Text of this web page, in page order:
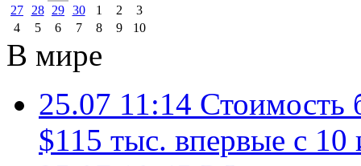
27
28 29 30 1 2
3
4
5 6 7 8 9 10
В мире
25.07 11:14 Стоимость
$115 тыс. впервые с 10